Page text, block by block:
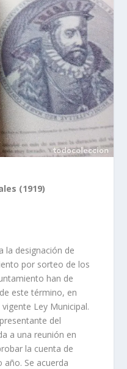
(1919)
la designación de
por sorteo de los
han de
este término, en
Ley Municipal.
del
a una reunión en
la cuenta de
año. Se acuerda